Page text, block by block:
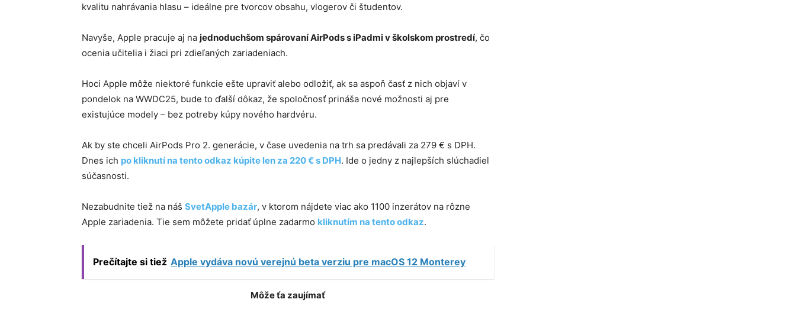
kvalitu nahrávania hlasu – ideálne pre tvorcov obsahu, vlogerov či študentov.
Navyše, Apple pracuje aj na jednoduchšom spárovaní AirPods s iPadmi v školskom prostredí, čo
ocenia učitelia i žiaci pri zdieľaných zariadeniach.
Hoci Apple môže niektoré funkcie ešte upraviť alebo odložiť, ak sa aspoň časť z nich objaví v
pondelok na WWDC25, bude to ďalší dôkaz, že spoločnosť prináša nové možnosti aj pre
existujúce modely – bez potreby kúpy nového hardvéru.
Ak by ste chceli AirPods Pro 2. generácie, v čase uvedenia na trh sa predávali za 279 € s DPH.
Dnes ich po kliknutí na tento odkaz kúpite len za 220 € s DPH. Ide o jedny z najlepších slúchadiel
súčasnosti.
Nezabudnite tiež na náš SvetApple bazár, v ktorom nájdete viac ako 1100 inzerátov na rôzne
Apple zariadenia. Tie sem môžete pridať úplne zadarmo kliknutím na tento odkaz.
Prečítajte si tiež Apple vydáva novú verejnú beta verziu pre macOS 12 Monterey
Môže ťa zaujímať